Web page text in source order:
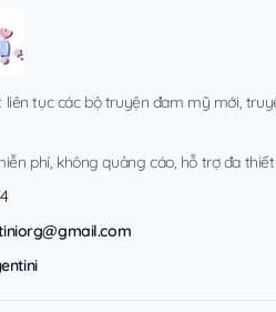
liên tục các bộ truyện đam mỹ mới,
phí, không quảng cáo, hỗ trợ đa thiết